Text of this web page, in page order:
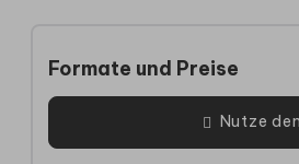
Formate und Preise
Nutze